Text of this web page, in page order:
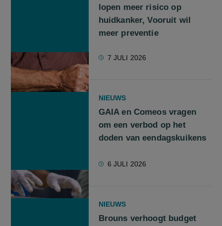
lopen meer risico op
huidkanker, Vooruit wil
meer preventie
7 JULI 2026
NIEUWS
GAIA en Comeos vragen
om een verbod op het
doden van eendagskuikens
6 JULI 2026
NIEUWS
Brouns verhoogt budget